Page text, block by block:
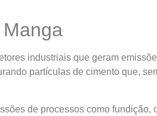
industriais que geram
partículas de cimento que,
de processos como fundição,